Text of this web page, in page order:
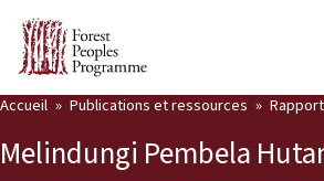
Notre travail
Voix des communautés
Accueil Publications et ressources
Melindungi Pembela